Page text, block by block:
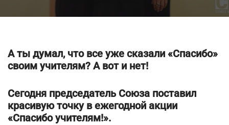
А ты думал, что все уже сказали «Спасибо»
своим учителям? А вот и нет!
Сегодня председатель Союза поставил
красивую точку в ежегодной акции
«Спасибо учителям!».